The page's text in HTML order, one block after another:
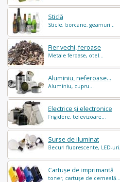
Sticlă
Sticle, borcane, geamuri...
Fier vechi, feroase
Metale feroase, otel...
Aluminiu, neferoase...
Aluminiu, cupru...
Electrice și electronice
Frigidere, televizoare...
Surse de iluminat
Becuri fluorescente, LED-uri...
Cartușe de imprimantă
toner, cartușe de cerneală...